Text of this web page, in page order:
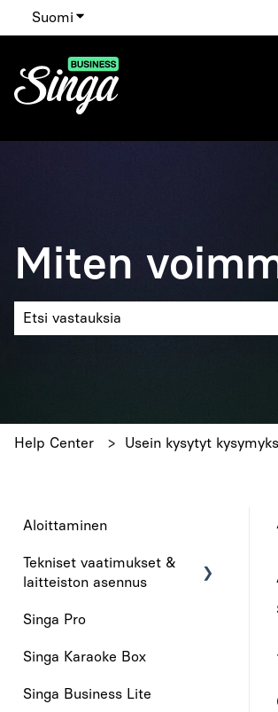
Suomi Näytä käännöksien alavalikko
Miten
Help Center Usein kysytyt
Aloittaminen
Tekniset vaatimukset &
laitteiston asennus
Tekniset vaatimukset
Laitteiston asennus
Singa Pro
Singa Karaoke Box
Singa Business Lite